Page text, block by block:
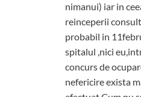
nimanui) iar in
reinceperii
probabil in
spitalul ,nici
concurs de
nefericire exista